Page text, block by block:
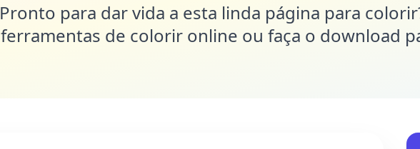
Pronto para dar vida a esta linda página para
ferramentas de colorir online ou faça o download